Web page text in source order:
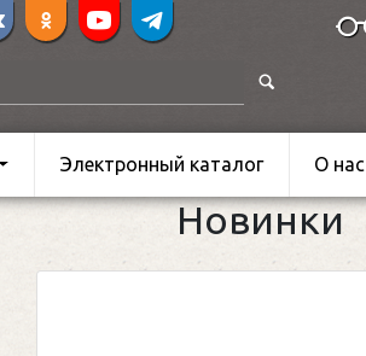
Электронный каталог О нас
Новинки